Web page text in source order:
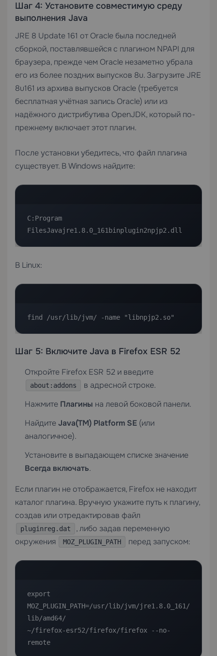
Шаг 4: Установите совместимую среду
выполнения Java
JRE 8 Update 161 от Oracle была последней
сборкой, поставлявшейся с плагином NPAPI для
браузера, прежде чем Oracle незаметно убрала
его из более поздних выпусков 8u. Загрузите JRE
8u161 из архива выпусков Oracle (требуется
бесплатная учётная запись Oracle) или из
надёжного дистрибутива OpenJDK, который по-
прежнему включает этот плагин.
После установки убедитесь, что файл плагина
существует. В Windows найдите:
C:Program
FilesJavajre1.8.0_161binplugin2npjp2.dll
В Linux:
find /usr/lib/jvm/ -name "libnpjp2.so"
Шаг 5: Включите Java в Firefox ESR 52
Откройте Firefox ESR 52 и введите
about:addons
в адресной строке.
Нажмите Плагины на левой боковой панели.
НайдитеJava(TM) Platform SE (или
аналогичное).
Установите в выпадающем списке значение
Всегда включать.
Если плагин не отображается, Firefox не находит
каталог плагина. Вручную укажите путь к плагину,
создав или отредактировав файл
pluginreg.dat
, либо задав переменную
окружения
MOZ_PLUGIN_PATH перед запуском:
export
MOZ_PLUGIN_PATH=/usr/lib/jvm/jre1.8.0_161/
lib/amd64/
~/firefox-esr52/firefox/firefox --no-
remote